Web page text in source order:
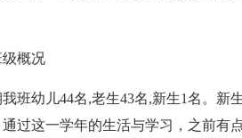
级概况
班幼儿44名,老生43名,新生1名。新
过这一学年的生活与学习，之前有